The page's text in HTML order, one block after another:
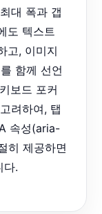
대 폭과 갭
도 텍스트
고, 이미지
함께 선언
보드 포커
려하여, 탭
속성(aria-
히 제공하면
다.